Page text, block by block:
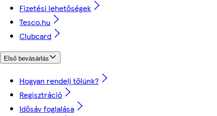
Fizetési lehetőségek
Tesco.hu
Clubcard
Első bevásárlás
Hogyan rendelj tőlünk?
Regisztráció
Idősáv foglalása